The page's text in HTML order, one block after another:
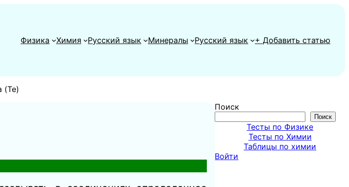
Физика
Химия Русский язык Минералы Русский язык + Добавить статью
(Te)
Поиск
Поиск
Тесты по Физике
Тесты по Химии
Таблицы по химии
Войти